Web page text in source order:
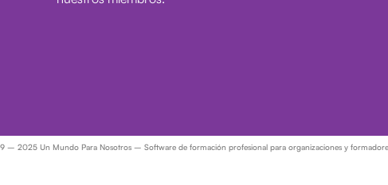
– 2025 Un Mundo Para Nosotros – Software de formación profesional para organizaciones y